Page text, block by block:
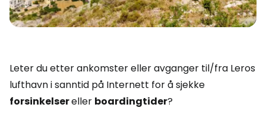
Leter du etter ankomster eller avganger til/fra Leros
lufthavn i sanntid på Internett for å sjekke
forsinkelsereller boardingtider?